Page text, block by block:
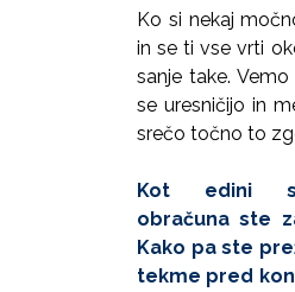
Ko si nekaj
in se ti vse vrti
sanje take.
se uresničijo in
srečo točno to
Kot edini
obračuna ste
Kako pa ste
tekme pred